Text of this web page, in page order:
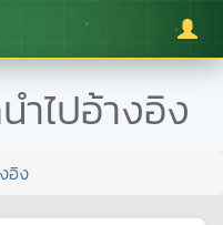
ำไปอ้างอิง
อิง